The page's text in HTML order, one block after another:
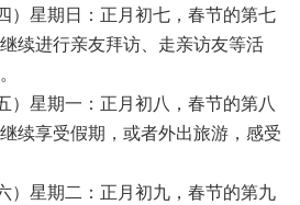
）星期日：正月初七，春节的第七
续进行亲友拜访、走亲访友等活
）星期一：正月初八，春节的第八
续享受假期，或者外出旅游，感受
）星期二：正月初九，春节的第九